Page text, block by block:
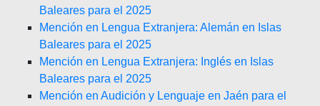
Baleares para el 2025
Mención en Lengua Extranjera: Alemán en Islas
Baleares para el 2025
Mención en Lengua Extranjera: Inglés en Islas
Baleares para el 2025
Mención en Audición y Lenguaje en Jaén para el